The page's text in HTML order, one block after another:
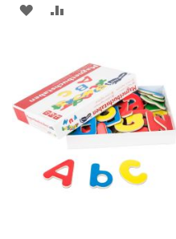
ZUR
HINZUFÜGENHINZUFÜGEN